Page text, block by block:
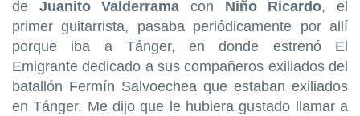
de Juanito Valderrama con Niño Ricardo, el
primer guitarrista, pasaba periódicamente por allí
porque iba a Tánger, en donde estrenó El
Emigrante dedicado a sus compañeros exiliados del
batallón Fermín Salvoechea que estaban exiliados
en Tánger. Me dijo que le hubiera gustado llamar a